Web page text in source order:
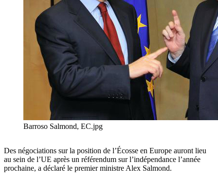
Barroso Salmond, EC.jpg
Des négociations sur la position de l’Écosse en Europe auront lieu
au sein de l’UE après un référendum sur l’indépendance l’année
prochaine, a déclaré le premier ministre Alex Salmond.